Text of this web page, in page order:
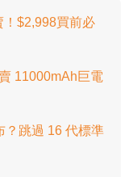
！$2,998買前必
11000mAh巨電
？跳過 16 代標準